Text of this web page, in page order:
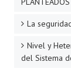
La
Nivel y
del Sistema